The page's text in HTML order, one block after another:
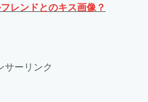
レンドとのキス画像？
サーリンク